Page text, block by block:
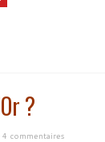
?
4 commentaires